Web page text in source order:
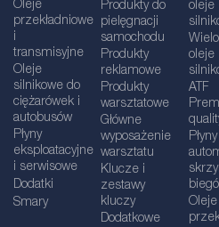
Oleje
przekładniowe
i
transmisyjne
Oleje
silnikowe do
ciężarówek i
autobusów
Płyny
eksploatacyjne
i serwisowe
Dodatki
Smary
Produkty do
pielęgnacji
samochodu
Produkty
reklamowe
Produkty
warsztatowe
Główne
wyposażenie
warsztatu
Klucze i
zestawy
kluczy
Dodatkowe
oleje
oleje
ATF
Oleje